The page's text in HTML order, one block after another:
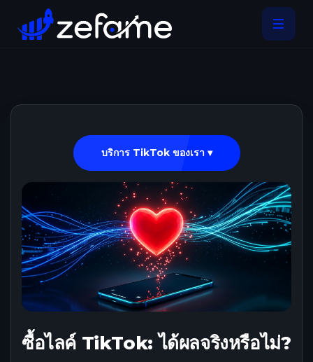
บริการ TikTok ของเรา ▾
ซื้อไลค์ TikTok: ได้ผลจริงหรือไม่?